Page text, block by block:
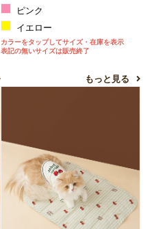
ピンク
イエロー
カラーをタップしてサイズ・在庫を表示
表記の無いサイズは販売終了
もっと見る